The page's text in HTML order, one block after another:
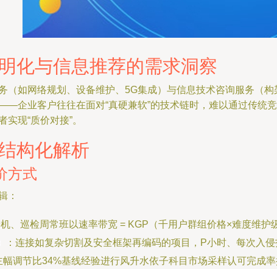
化与信息推荐的需求洞察
（如网络规划、设备维护、5G集成）与信息技术咨询服务（
企业客户往往在面对“真硬兼软”的技术链时，难以通过传统
现“质价对接”。
构化解析
方式
：
机、巡检周常班以速率带宽 = KGP（千用户群组价格×难度维护
：连接如复杂切割及安全框架再编码的项目，P小时、每次
调节比34%基线经验进行风升水依子科目市场采样认可完成率